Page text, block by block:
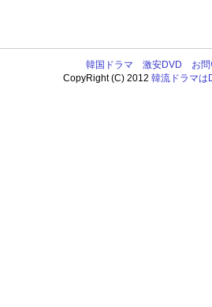
韓国ドラマ 激安DVD
お
CopyRight (C) 2012韓流ドラマは